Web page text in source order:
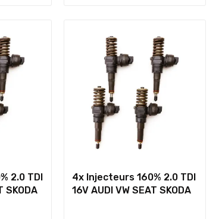
2.0 TDI
SKODA
4x Injecteurs 160% 2.0 TDI
16V AUDI VW SEAT SKODA